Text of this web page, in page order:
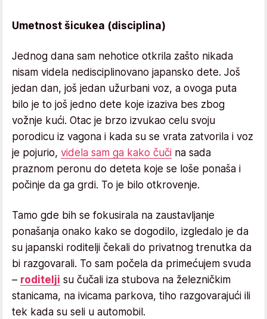
Umetnost šicukea (disciplina)
Jednog dana sam nehotice otkrila zašto nikada
nisam videla nedisciplinovano japansko dete. Još
jedan dan, još jedan užurbani voz, a ovoga puta
bilo je to još jedno dete koje izaziva bes zbog
vožnje kući. Otac je brzo izvukao celu svoju
porodicu iz vagona i kada su se vrata zatvorila i voz
je pojurio, videla sam ga kako čuči na sada
praznom peronu do deteta koje se loše ponaša i
počinje da ga grdi. To je bilo otkrovenje.
Tamo gde bih se fokusirala na zaustavljanje
ponašanja onako kako se dogodilo, izgledalo je da
su japanski roditelji čekali do privatnog trenutka da
bi razgovarali. To sam počela da primećujem svuda
– roditelji su čučali iza stubova na železničkim
stanicama, na ivicama parkova, tiho razgovarajući ili
tek kada su seli u automobil.